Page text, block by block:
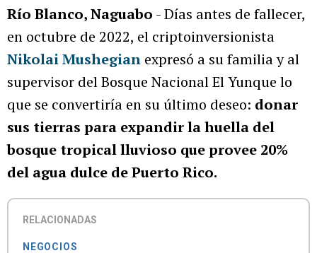
Río Blanco, Naguabo - Días antes de fallecer,
en octubre de 2022, el criptoinversionista
Nikolai Mushegian expresó a su familia y al
supervisor del Bosque Nacional El Yunque lo
que se convertiría en su último deseo: donar
sus tierras para expandir la huella del
bosque tropical lluvioso que provee 20%
del agua dulce de Puerto Rico.
RELACIONADAS
NEGOCIOS